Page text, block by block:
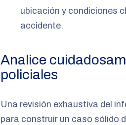
ubicación y condiciones
accidente.
Analice
policiales
Una revisión exhaustiva del
para construir un caso sólido